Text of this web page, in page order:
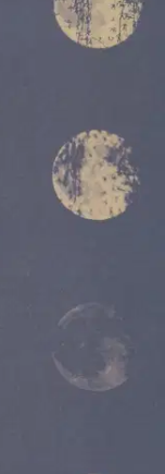
Vuoden
ja kehittyivät
alkuperäisen